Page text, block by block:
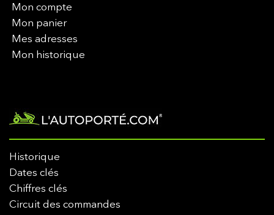
Mon compte
Mon panier
Mes adresses
Mon historique
Historique
Dates clés
Chiffres clés
Circuit des commandes